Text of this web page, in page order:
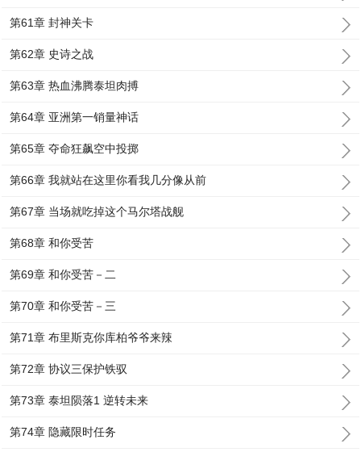
第61章 封神关卡
第62章 史诗之战
第63章 热血沸腾泰坦肉搏
第64章 亚洲第一销量神话
第65章 夺命狂飙空中投掷
第66章 我就站在这里你看我几分像从前
第67章 当场就吃掉这个马尔塔战舰
第68章 和你受苦
第69章 和你受苦－二
第70章 和你受苦－三
第71章 布里斯克你库柏爷爷来辣
第72章 协议三保护铁驭
第73章 泰坦陨落1 逆转未来
第74章 隐藏限时任务